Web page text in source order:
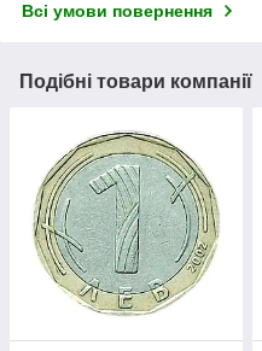
Всі умови повернення
Подібні товари компанії